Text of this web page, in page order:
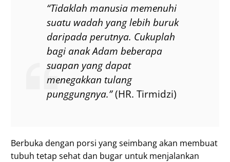
“Tidaklah manusia memenuhi
suatu wadah yang lebih buruk
daripada perutnya. Cukuplah
bagi anak Adam beberapa
suapan yang dapat
menegakkan tulang
punggungnya.”(HR. Tirmidzi)
Berbuka dengan porsi yang seimbang akan membuat
tubuh tetap sehat dan bugar untuk menjalankan